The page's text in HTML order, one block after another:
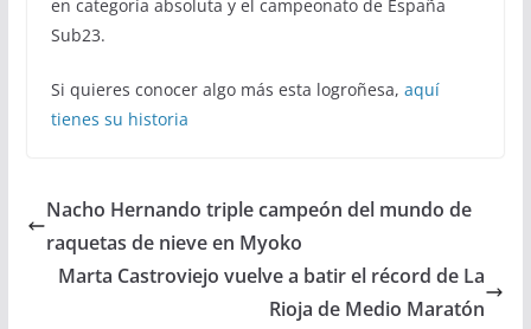
en categoría absoluta y el campeonato de España
Sub23.
Si quieres conocer algo más esta logroñesa, aquí
tienes su historia
Nacho Hernando triple campeón del mundo de
raquetas de nieve en Myoko
Marta Castroviejo vuelve a batir el récord de La
Rioja de Medio Maratón